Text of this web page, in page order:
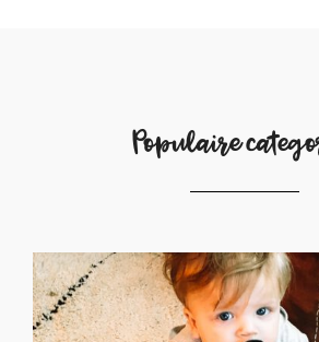
Populaire